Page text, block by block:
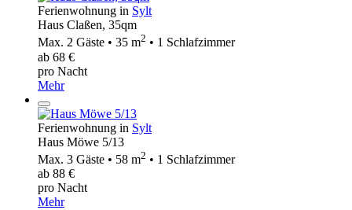
Ferienwohnung in Sylt
Haus Claßen, 35qm
Max. 2 Gäste • 35 m2 • 1 Schlafzimmer
ab 68 €
pro Nacht
Mehr
Ferienwohnung in Sylt
Haus Möwe 5/13
Max. 3 Gäste • 58 m2 • 1 Schlafzimmer
ab 88 €
pro Nacht
Mehr